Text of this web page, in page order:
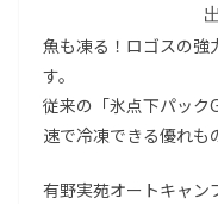
魚も凍る！ロゴスの強
す。
従来の「氷点下パッ
速で冷凍できる優れも
有野実苑オートキャン